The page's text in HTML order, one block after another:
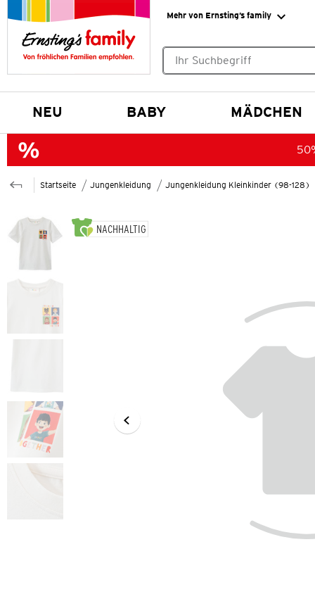
Mehr von Ernsting’s family
NEU BABY MÄDCHEN
Startseite Jungenkleidung Jungenkleidung Kleinkinder (98-128)
NACHHALTIG